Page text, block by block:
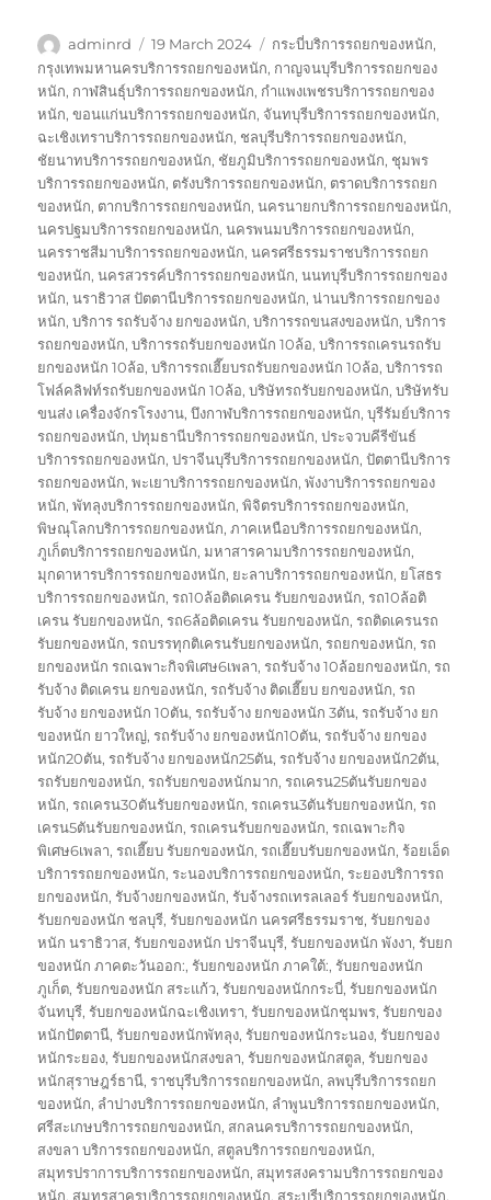
Author
adminrd
Posted
on
19 March 2024 Tags
กระบี่บริการรถยกของหนัก,
กรุงเทพมหานครบริการรถยกของหนัก, กาญจนบุรีบริการรถยกของ
หนัก, กาฬสินธุ์บริการรถยกของหนัก, กำแพงเพชรบริการรถยกของ
หนัก,ขอนแก่นบริการรถยกของหนัก, จันทบุรีบริการรถยกของหนัก,
ฉะเชิงเทราบริการรถยกของหนัก, ชลบุรีบริการรถยกของหนัก,
ชัยนาทบริการรถยกของหนัก, ชัยภูมิบริการรถยกของหนัก, ชุมพร
บริการรถยกของหนัก, ตรังบริการรถยกของหนัก, ตราดบริการรถยก
ของหนัก, ตากบริการรถยกของหนัก,นครนายกบริการรถยกของหนัก,
นครปฐมบริการรถยกของหนัก,นครพนมบริการรถยกของหนัก,
นครราชสีมาบริการรถยกของหนัก,นครศรีธรรมราชบริการรถยก
ของหนัก,นครสวรรค์บริการรถยกของหนัก,นนทบุรีบริการรถยกของ
หนัก,นราธิวาส ปัตตานีบริการรถยกของหนัก,น่านบริการรถยกของ
หนัก,บริการ รถรับจ้าง ยกของหนัก,บริการรถขนสงของหนัก,บริการ
รถยกของหนัก,บริการรถรับยกของหนัก 10ล้อ,บริการรถเครนรถรับ
ยกของหนัก 10ล้อ,บริการรถเฮี๊ยบรถรับยกของหนัก 10ล้อ,บริการรถ
โฟล์คลิฟท์รถรับยกของหนัก 10ล้อ,บริษัทรถรับยกของหนัก,บริษัทรับ
ขนส่ง เครื่องจักรโรงงาน,บึงกาฬบริการรถยกของหนัก,บุรีรัมย์บริการ
รถยกของหนัก,ปทุมธานีบริการรถยกของหนัก,ประจวบคีรีขันธ์
บริการรถยกของหนัก,ปราจีนบุรีบริการรถยกของหนัก,ปัตตานีบริการ
รถยกของหนัก,พะเยาบริการรถยกของหนัก,พังงาบริการรถยกของ
หนัก,พัทลุงบริการรถยกของหนัก,พิจิตรบริการรถยกของหนัก,
พิษณุโลกบริการรถยกของหนัก,ภาคเหนือบริการรถยกของหนัก,
ภูเก็ตบริการรถยกของหนัก,มหาสารคามบริการรถยกของหนัก,
มุกดาหารบริการรถยกของหนัก, ยะลาบริการรถยกของหนัก, ยโสธร
บริการรถยกของหนัก,รถ10ล้อติดเครน รับยกของหนัก,รถ10ล้อติ
เครน รับยกของหนัก,รถ6ล้อติดเครน รับยกของหนัก,รถติดเครนรถ
รับยกของหนัก,รถบรรทุกติเครนรับยกของหนัก,รถยกของหนัก,รถ
ยกของหนัก รถเฉพาะกิจพิเศษ6เพลา,รถรับจ้าง 10ล้อยกของหนัก,รถ
รับจ้าง ติดเครน ยกของหนัก,รถรับจ้าง ติดเฮี๊ยบ ยกของหนัก,รถ
รับจ้าง ยกของหนัก 10ตัน,รถรับจ้าง ยกของหนัก 3ตัน,รถรับจ้าง ยก
ของหนัก ยาวใหญ่,รถรับจ้าง ยกของหนัก10ตัน,รถรับจ้าง ยกของ
หนัก20ตัน,รถรับจ้าง ยกของหนัก25ตัน,รถรับจ้าง ยกของหนัก2ตัน,
รถรับยกของหนัก,รถรับยกของหนักมาก,รถเครน25ตันรับยกของ
หนัก,รถเครน30ตันรับยกของหนัก,รถเครน3ตันรับยกของหนัก,รถ
เครน5ตันรับยกของหนัก,รถเครนรับยกของหนัก,รถเฉพาะกิจ
พิเศษ6เพลา,รถเฮี๊ยบ รับยกของหนัก,รถเฮี๊ยบรับยกของหนัก,ร้อยเอ็ด
บริการรถยกของหนัก,ระนองบริการรถยกของหนัก,ระยองบริการรถ
ยกของหนัก,รับจ้างยกของหนัก,รับจ้างรถเทรลเลอร์ รับยกของหนัก,
รับยกของหนัก ชลบุรี,รับยกของหนัก นครศรีธรรมราช,รับยกของ
หนัก นราธิวาส,รับยกของหนัก ปราจีนบุรี,รับยกของหนัก พังงา,รับยก
ของหนัก ภาคตะวันออก:,รับยกของหนัก ภาคใต้:,รับยกของหนัก
ภูเก็ต,รับยกของหนัก สระแก้ว,รับยกของหนักกระบี่,รับยกของหนัก
จันทบุรี,รับยกของหนักฉะเชิงเทรา,รับยกของหนักชุมพร,รับยกของ
หนักปัตตานี,รับยกของหนักพัทลุง,รับยกของหนักระนอง,รับยกของ
หนักระยอง,รับยกของหนักสงขลา,รับยกของหนักสตูล,รับยกของ
หนักสุราษฎร์ธานี,ราชบุรีบริการรถยกของหนัก, ลพบุรีบริการรถยก
ของหนัก, ลำปางบริการรถยกของหนัก, ลำพูนบริการรถยกของหนัก,
ศรีสะเกษบริการรถยกของหนัก, สกลนครบริการรถยกของหนัก,
สงขลา บริการรถยกของหนัก, สตูลบริการรถยกของหนัก,
สมุทรปราการบริการรถยกของหนัก, สมุทรสงครามบริการรถยกของ
หนัก, สมุทรสาครบริการรถยกของหนัก, สระบุรีบริการรถยกของหนัก,